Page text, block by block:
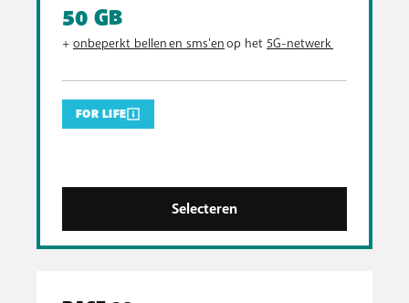
50 GB
+ onbeperkt bellen en sms'enop het 5G-netwerk
FOR LIFE
Selecteren